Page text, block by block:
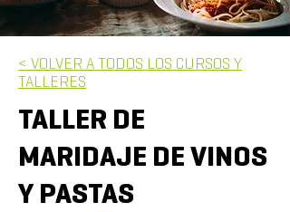
< VOLVER A TODOS LOS CURSOS Y
TALLERES
TALLER DE
MARIDAJE DE VINOS
Y PASTAS